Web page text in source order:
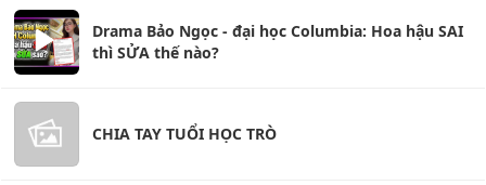
Drama Bảo Ngọc - đại học Columbia: Hoa hậu SAI
thì SỬA thế nào?
CHIA TAY TUỔI HỌC TRÒ